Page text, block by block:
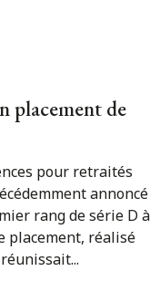
placement de
pour retraités
annoncé
rang de série D à
placement, réalisé